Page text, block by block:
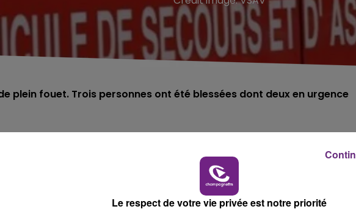
plein fouet. Trois personnes ont été blessées dont deux en urgence
ce mercredi un peu avant 15h, sur la RD 610 à hauteur de Bréviandes
été déployées sur place,
Le respect de votre vie privée est notre priorité